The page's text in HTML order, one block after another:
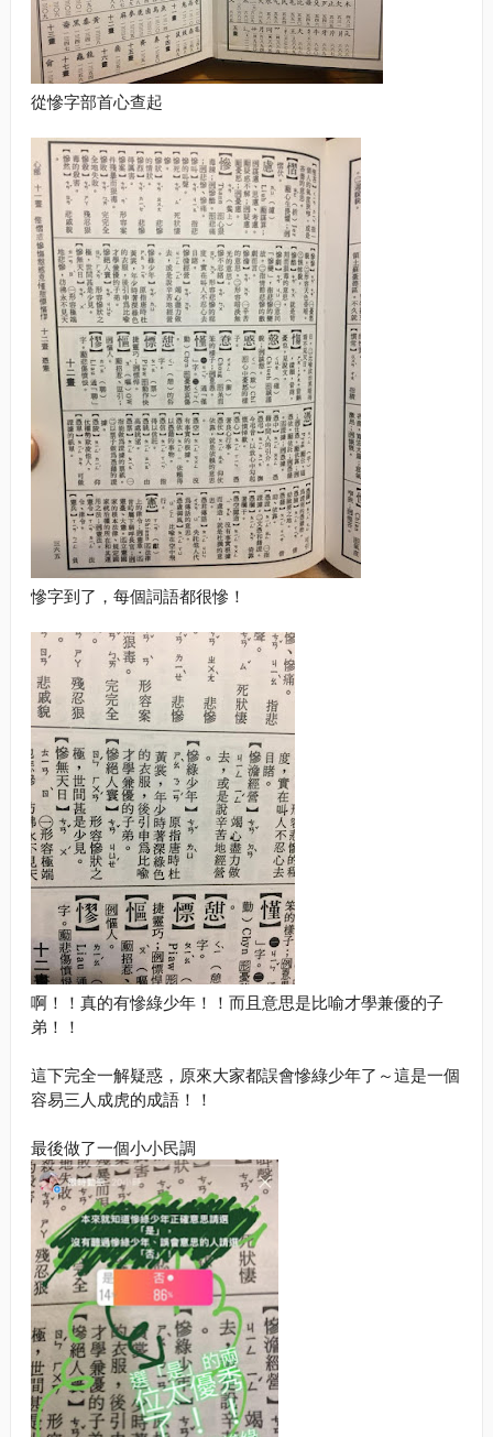
從慘字部首心查起
慘字到了，每個詞語都很慘！
啊！！真的有慘綠少年！！而且意思是比喻才學兼優的子
弟！！
這下完全一解疑惑，原來大家都誤會慘綠少年了～這是一個
容易三人成虎的成語！！
最後做了一個小小民調